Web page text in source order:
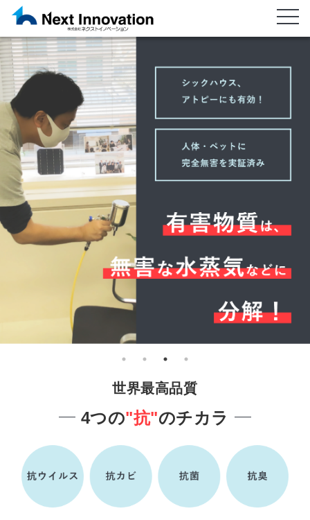
世界最高品質
4つの"抗"のチカラ